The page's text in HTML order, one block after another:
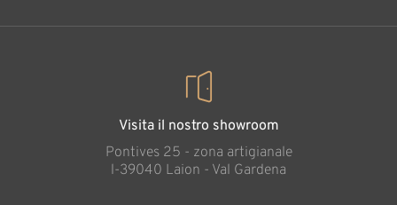
Visita il nostro showroom
Pontives 25 - zona artigianale
l-39040 Laion - Val Gardena